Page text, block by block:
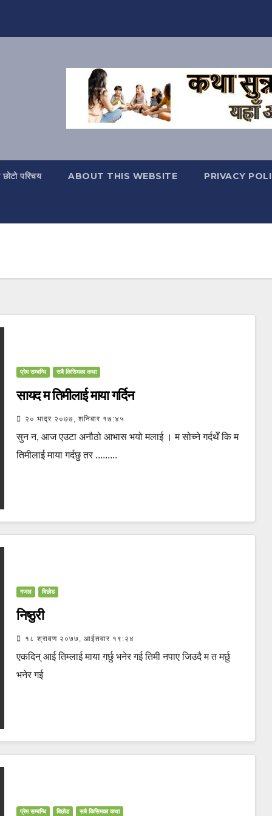
छोटो परिचय ABOUT THIS WEBSITE PRIVACY
प्रेम सम्बन्धि सबै किसिमका कथा
सायद म तिमीलाई माया गर्दिन
२० भाद्र २०७७, शनिबार १७:४५
सुन न, आज एउटा अनौठो आभास भयो मलाई । म सोच्ने गर्दथेँ कि म
तिमीलाई माया गर्दछु तर .........
गजल बिछोड
निष्ठुरी
१८ श्रावण २०७७, आईतवार १९:२४
एकदिन् आई तिम्लाई माया गर्छु भनेर गई तिमी नपाए जिउदै म त मर्छु
भनेर गई
प्रेम सम्बन्धि बिछोड सबै किसिमका कथा